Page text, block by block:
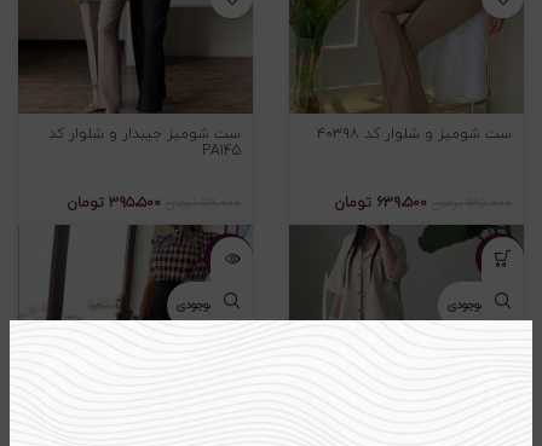
ست شومیز و شلوار کد ۴۰۳۹۸
۶۳۹،۵۰۰ تومان
ست شومیز جیبدار و شلوار کد
PA145
۳۹۵،۵۰۰ تومان
-۲۵%
اتمام موجودی
-۲۷%
اتمام موجودی